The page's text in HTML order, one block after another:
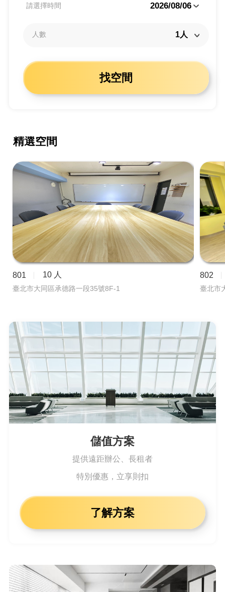
請選擇時間 2026/08/06
人數
找空間
精選空間
801 10 人
臺北市大同區承德路一段35號8F-1
802
臺北市
儲值方案
提供遠距辦公、長租者
特別優惠，立享則扣
了解方案